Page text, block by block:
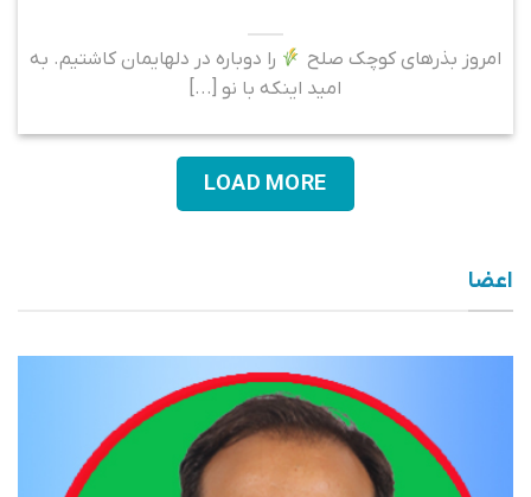
امروز بذرهای کوچک صلح
را دوباره در دلهایمان کاشتیم. به
امید اینکه با نو [...]
LOAD MORE
اعضا